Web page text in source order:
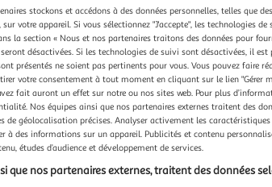
stockons et accédons à des données personnelles, telles que
votre appareil. Si vous sélectionnez "J'accepte", les technologies
la section « Nous et nos partenaires traitons des données pour
désactivées. Si les technologies de suivi sont désactivées, il
présentés ne soient pas pertinents pour vous. Vous pouvez faire
votre consentement à tout moment en cliquant sur le lien "Gérer
fait auront un effet sur notre ou nos sites web. Pour plus
Nos équipes ainsi que nos partenaires externes traitent des
de géolocalisation précises. Analyser activement les caractéristiques
à des informations sur un appareil. Publicités et contenu
études d’audience et développement de services.
que nos partenaires externes, traitent des données